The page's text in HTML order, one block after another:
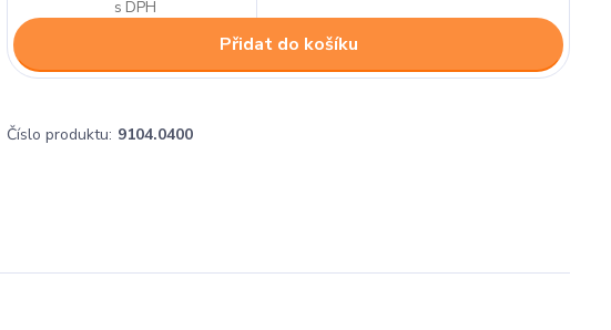
Přidat do košíku
Číslo produktu: 9104.0400